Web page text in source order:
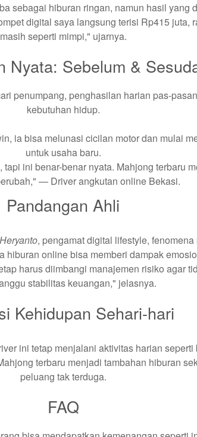
sebagai hiburan ringan, namun hasil yang
digital saya langsung terisi Rp415 juta,
masih seperti mimpi," ujarnya.
Nyata: Sebelum &
penumpang, penghasilan harian pas-
kebutuhan hidup.
ia bisa melunasi cicilan motor dan mulai
untuk usaha baru.
ini benar-benar nyata. Mahjong terbaru
— Driver angkutan online Bekasi.
Pandangan Ahli
, pengamat digital lifestyle, fenomena
hiburan online bisa memberi dampak
harus diimbangi manajemen risiko agar
stabilitas keuangan," jelasnya.
Kehidupan Sehari-hari
ini tetap menjalani aktivitas harian seperti
terbaru menjadi tambahan hiburan
peluang tak terduga.
FAQ